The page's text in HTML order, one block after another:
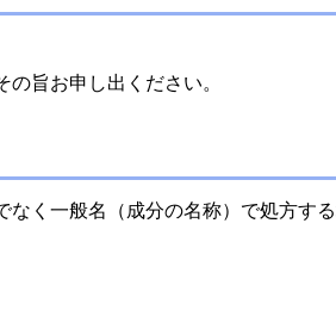
旨お申し出ください。
く一般名（成分の名称）で処方する